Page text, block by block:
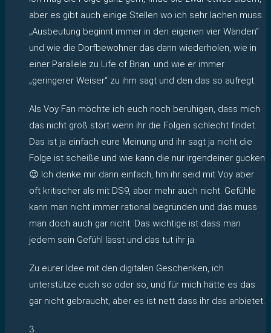
aber es gibt auch einige Stellen wo ich sehr lachen muss.
„Ausbeutung beginnt immer in den eigenen vier Wänden“
und wie die Dorfbewohner das dann wiederholen, wie in
einer Parallele zu Life of Brian. und wie er immer
„geringerer Weiser“ zu ihm sagt und den das so aufregt.
Als Voy Fan möchte ich euch noch beruhigen, dass mich
das nicht groß stört wenn ihr die Folgen schlecht findet.
Das ist ja einfach eure Meinung und ihr sagt ja nicht die
Folge ist scheiße und wie kann die nur irgendeiner gucken
😉 Ich denke mir dann einfach, hm ihr seid mit Voy aber
oft kritischer als mit DS9, aber mehr auch nicht. Gefühle
kann man nicht immer rational begründen und das muss
man doch auch gar nicht. Das wichtige ist dass man
jedem sein Gefühl lässt und das tut ihr ja.
Zu eurer Idee mit den digitalen Geschenken, ich
unterstütze euch so oder so, und für mich hätte es das
gar nicht gebraucht, aber es ist nett dass ihr das anbietet.
3